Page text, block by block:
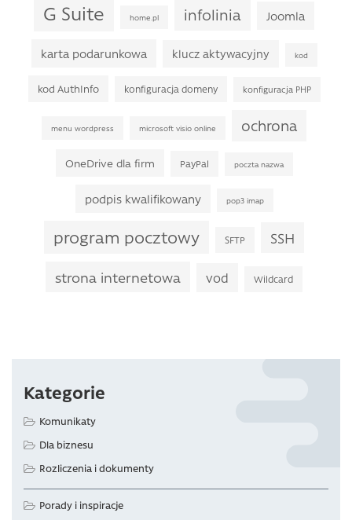
Kategorie
Komunikaty
Dla biznesu
Rozliczenia i dokumenty
Porady i inspiracje
G Suite home.pl infolinia Joomla
karta podarunkowa klucz aktywacyjny kod
kod AuthInfo konfiguracja domeny konfiguracja PHP
menu wordpress microsoft visio online ochrona
OneDrive dla firm PayPal poczta nazwa
podpis kwalifikowany pop3 imap
program pocztowy SFTP SSH
strona internetowa vod Wildcard